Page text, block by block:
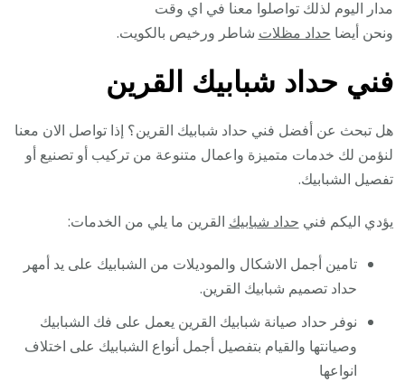
مدار اليوم لذلك تواصلوا معنا في اي وقت
ونحن أيضا حداد مظلات شاطر ورخيص بالكويت.
فني حداد شبابيك القرين
هل تبحث عن أفضل فني حداد شبابيك القرين؟ إذا تواصل الان معنا
لنؤمن لك خدمات متميزة واعمال متنوعة من تركيب أو تصنيع أو
تفصيل الشبابيك.
يؤدي اليكم فني حداد شبابيك القرين ما يلي من الخدمات:
تامين أجمل الاشكال والموديلات من الشبابيك على يد أمهر
حداد تصميم شبابيك القرين.
نوفر حداد صيانة شبابيك القرين يعمل على فك الشبابيك
وصيانتها والقيام بتفصيل أجمل أنواع الشبابيك على اختلاف
انواعها